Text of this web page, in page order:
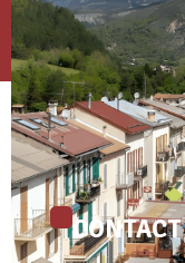
CONTACT